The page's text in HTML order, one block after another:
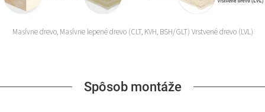
Masívne drevo, Masívne lepené drevo (CLT, KVH, BSH/GLT) Vrstvené drevo (LVL)
Spôsob montáže